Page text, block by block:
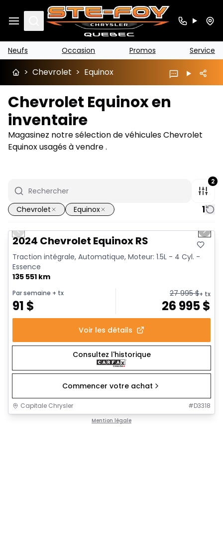
Search
Neufs Occasion Promos Service
> Chevrolet > Equinox
Chevrolet Equinox en
inventaire
Magasinez notre sélection de véhicules Chevrolet
Equinox usagés à vendre .
2
Chevrolet Equinox 1
Vidéo disponible
Très bonne offre
Previous slide Next
2024 Chevrolet Equinox RS
Traction intégrale, Automatique, Moteur: 1.5L - 4 Cyl. -
Essence
135 551 km
Par semaine + tx
91 $
27 995$+ tx
26 995$
Voir les détails
Consultez l'historique
Commencer votre achat
Capitale Chrysler #D3318
Mention légale